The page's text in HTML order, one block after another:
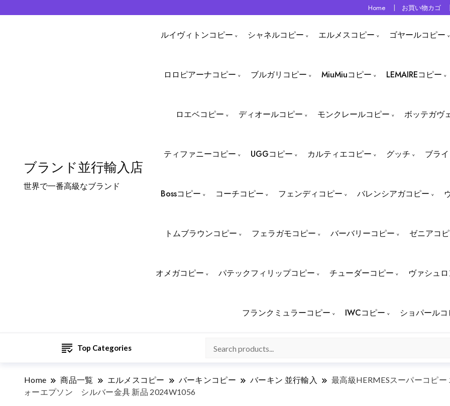
Home お買い物カゴ
ブランド並行輸入店
世界で一番高級なブランド
ルイヴィトンコピー シャネルコピー エルメスコピー ゴヤールコピー
ロロピアーナコピー ブルガリコピー MiuMiuコピー LEMAIREコピー
ロエベコピー ディオールコピー モンクレールコピー ボッテガヴ
ティファニーコピー UGGコピー カルティエコピー グッチ ブラ
Bossコピー コーチコピー フェンディコピー バレンシアガコピー
トムブラウンコピー フェラガモコピー バーバリーコピー ゼニアコ
オメガコピー パテックフィリップコピー チューダーコピー ヴァシュ
フランクミュラーコピー IWCコピー ショパール
Top Categories
Home 商品一覧 エルメスコピー バーキンコピー バーキン 並行輸入
最高級HERMESスーパーコピ
ォーエプソン シルバー金具 新品 2024W1056